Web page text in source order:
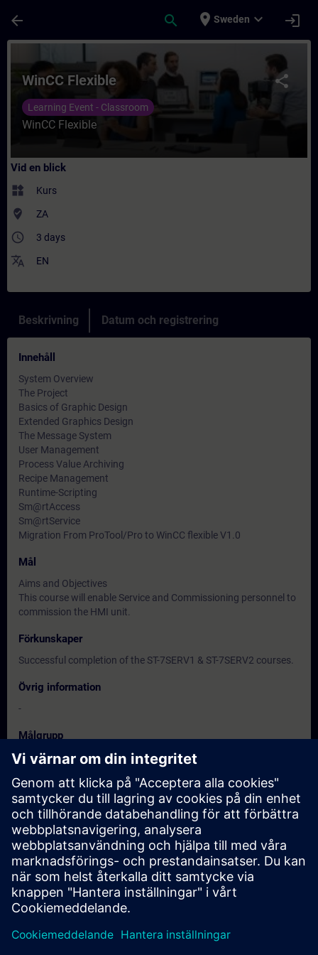
arrow_back search place Sweden expand_more login
Kurs - WinCC Flexible - Utbildning -
share
WinCC Flexible
Learning Event - Classroom
WinCC Flexible
Vid en blick
widgets Kurs
where_to_vote ZA
access_time 3 days
translate EN
Beskrivning Datum och registrering
Innehåll
System Overview
The Project
Basics of Graphic Design
Extended Graphics Design
The Message System
User Management
Process Value Archiving
Recipe Management
Runtime-Scripting
Sm@rtAccess
Sm@rtService
Migration From ProTool/Pro to WinCC flexible V1.0
Mål
Aims and Objectives
This course will enable Service and Commissioning personnel to
commission the HMI unit.
Förkunskaper
Successful completion of the ST-7SERV1 & ST-7SERV2 courses.
Övrig information
-
Målgrupp
-
Datum och registrering
För närvarande finns det inga tillgängliga
evenemang
Lägg till dig själv på kursförfrågningslistan så blir du meddelad
när nya datum blir tillgängliga.
Aktivera meddelandetjänst